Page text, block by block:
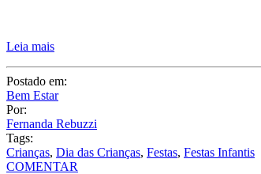
Leia mais
Postado em:
Bem Estar
Por:
Fernanda Rebuzzi
Tags:
Crianças, Dia das Crianças, Festas, Festas Infantis
COMENTAR